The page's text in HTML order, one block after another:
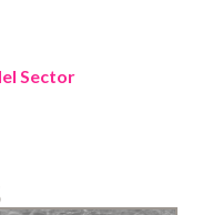
Sector